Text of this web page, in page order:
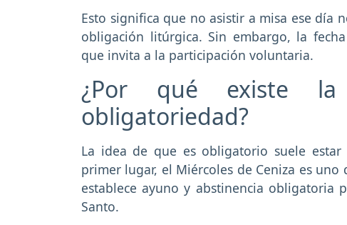
Esto significa que no asistir a misa ese día
obligación litúrgica. Sin embargo, la
que invita a la participación voluntaria.
¿Por qué existe
obligatoriedad?
La idea de que es obligatorio suele
primer lugar, el Miércoles de Ceniza es
establece ayuno y abstinencia obligatoria
Santo.